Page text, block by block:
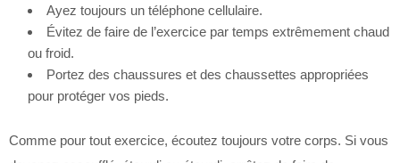
Ayez toujours un téléphone cellulaire.
Évitez de faire de l’exercice par temps extrêmement chaud
ou froid.
Portez des chaussures et des chaussettes appropriées
pour protéger vos pieds.
Comme pour tout exercice, écoutez toujours votre corps. Si vous